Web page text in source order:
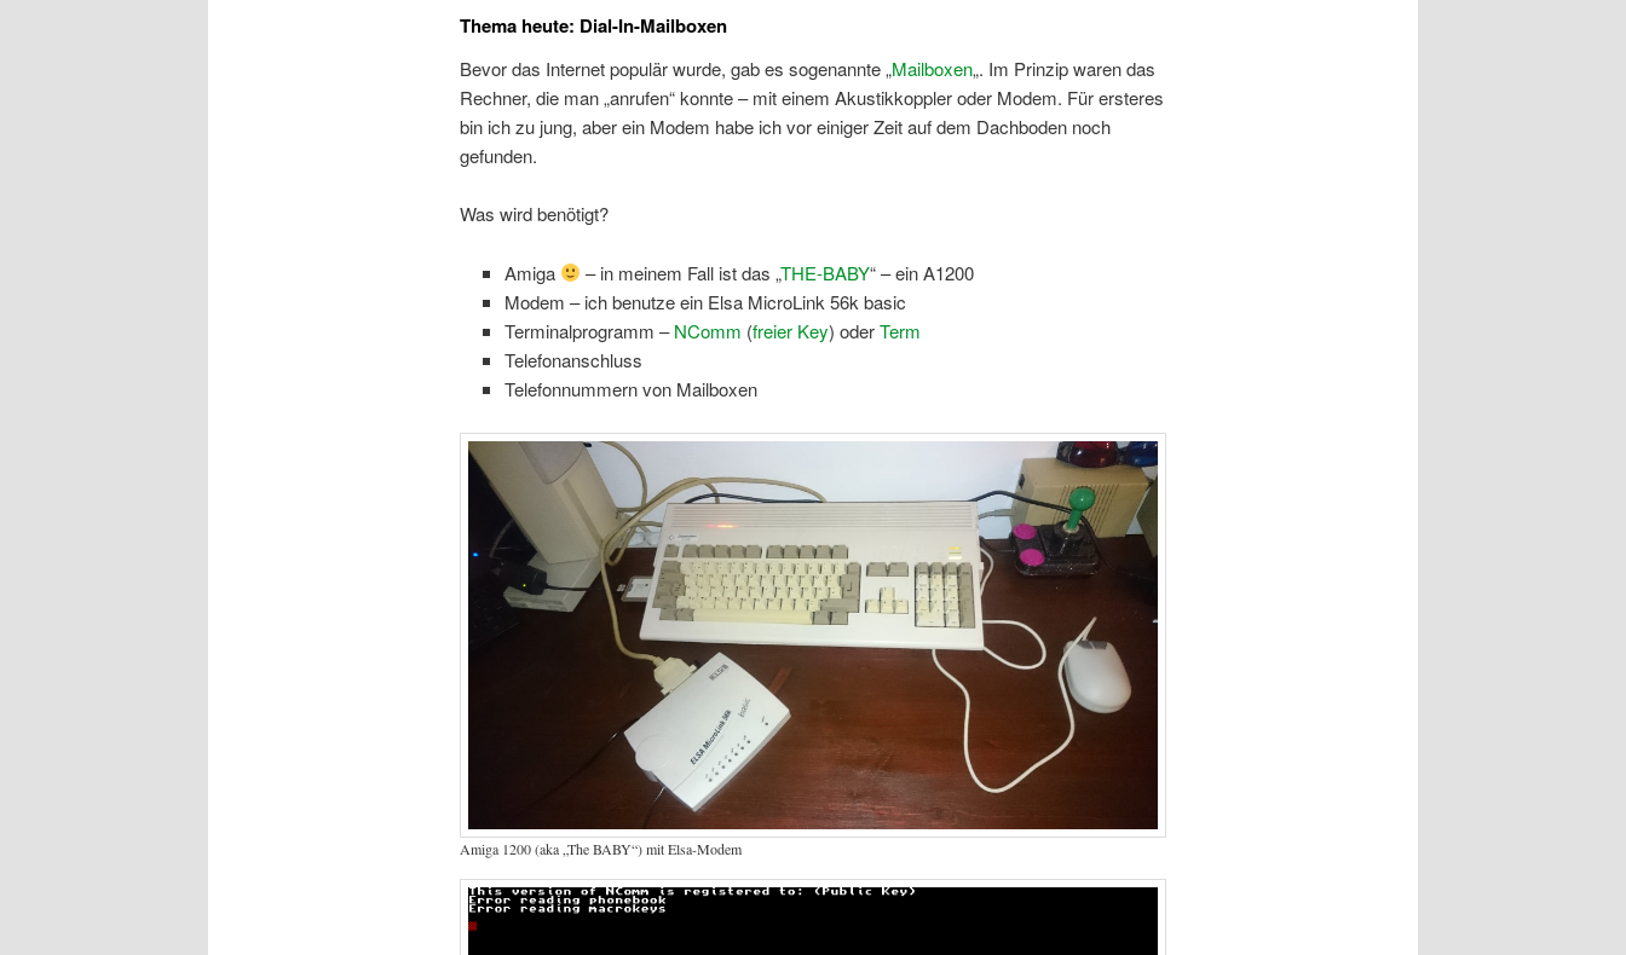
Thema heute: Dial-In-Mailboxen
Bevor das Internet populär wurde, gab es sogenannte „Mailboxen„. Im Prinzip waren das
Rechner, die man „anrufen“ konnte – mit einem Akustikkoppler oder Modem. Für ersteres
bin ich zu jung, aber ein Modem habe ich vor einiger Zeit auf dem Dachboden noch
gefunden.
Was wird benötigt?
Amiga – in meinem Fall ist das „THE-BABY“ – ein A1200
Modem – ich benutze ein Elsa MicroLink 56k basic
Terminalprogramm –NComm (freier Key) oderTerm
Telefonanschluss
Telefonnummern von Mailboxen
Amiga 1200 (aka „The BABY“) mit Elsa-Modem